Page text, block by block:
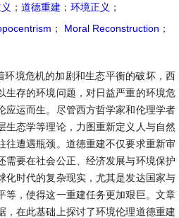
； 道德重建 ； 环境正义 ；
； Moral Reconstruction ；
环境危机的加剧和生态平衡的破坏，西
生存的环境问题，对日益严重的环境危
应运而生。尽管西方哲学家和伦理学者
生态学等理论，力图重新定义人与自然
往遭遇瓶颈。道德重建不仅要求重新审
需要在社会公正、经济发展与环境保护
化时代的复杂现实，尤其是发达国家与
等，使得这一重建任务更加艰巨。文章
，在此基础上探讨了环境伦理道德重建